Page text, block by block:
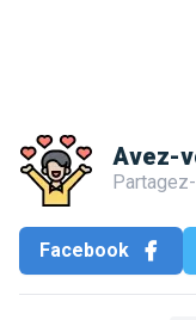
Avez-
Facebook